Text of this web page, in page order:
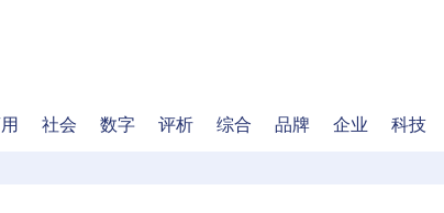
社会 数字 评析 综合 品牌 企业 科技